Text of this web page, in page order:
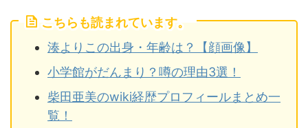
こちらも読まれています。
湊よりこの出身・年齢は？【顔画像】
小学館がだんまり？噂の理由3選！
柴田亜美のwiki経歴プロフィールまとめ一
覧！